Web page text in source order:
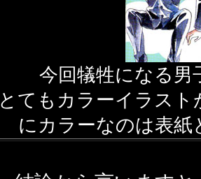
今回犠牲になる男
とてもカラーイラス
にカラーなのは表